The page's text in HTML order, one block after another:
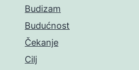
Budizam
Budućnost
Čekanje
Cilj